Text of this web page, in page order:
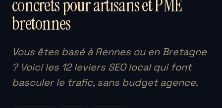
concrets pour artisans et PME
bretonnes
Vous êtes basé à Rennes ou en Bretagne
? Voici les 12 leviers SEO local qui font
basculer le trafic, sans budget agence.